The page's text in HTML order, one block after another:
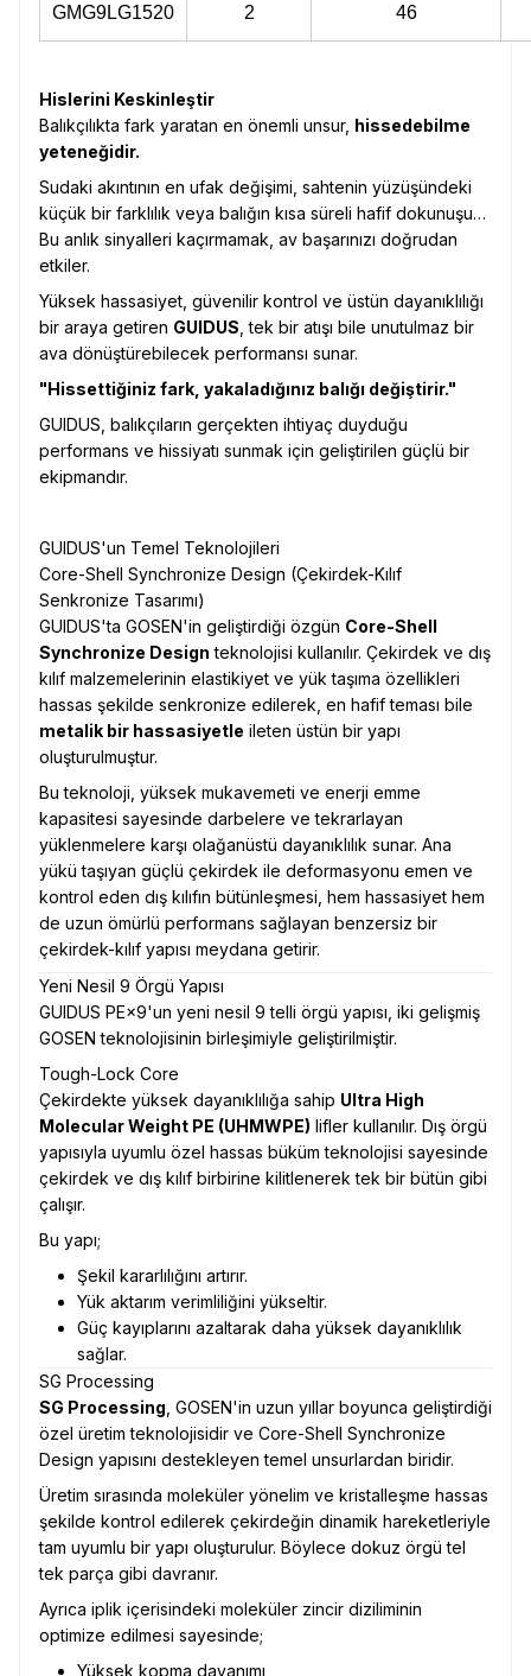
GMG9LG1520 2 46
Hislerini Keskinleştir
Balıkçılıkta fark yaratan en önemli unsur, hissedebilme
yeteneğidir.
Sudaki akıntının en ufak değişimi, sahtenin yüzüşündeki
küçük bir farklılık veya balığın kısa süreli hafif dokunuşu…
Bu anlık sinyalleri kaçırmamak, av başarınızı doğrudan
etkiler.
Yüksek hassasiyet, güvenilir kontrol ve üstün dayanıklılığı
bir araya getiren GUIDUS , tek bir atışı bile unutulmaz bir
ava dönüştürebilecek performansı sunar.
"Hissettiğiniz fark, yakaladığınız balığı değiştirir."
GUIDUS, balıkçıların gerçekten ihtiyaç duyduğu
performans ve hissiyatı sunmak için geliştirilen güçlü bir
ekipmandır.
GUIDUS'un Temel Teknolojileri
Core-Shell Synchronize Design (Çekirdek-Kılıf
Senkronize Tasarımı)
GUIDUS'ta GOSEN'in geliştirdiği özgün Core-Shell
Synchronize Design teknolojisi kullanılır. Çekirdek ve dış
kılıf malzemelerinin elastikiyet ve yük taşıma özellikleri
hassas şekilde senkronize edilerek, en hafif teması bile
metalik bir hassasiyetle ileten üstün bir yapı
oluşturulmuştur.
Bu teknoloji, yüksek mukavemeti ve enerji emme
kapasitesi sayesinde darbelere ve tekrarlayan
yüklenmelere karşı olağanüstü dayanıklılık sunar. Ana
yükü taşıyan güçlü çekirdek ile deformasyonu emen ve
kontrol eden dış kılıfın bütünleşmesi, hem hassasiyet hem
de uzun ömürlü performans sağlayan benzersiz bir
çekirdek-kılıf yapısı meydana getirir.
Yeni Nesil 9 Örgü Yapısı
GUIDUS PE×9'un yeni nesil 9 telli örgü yapısı, iki gelişmiş
GOSEN teknolojisinin birleşimiyle geliştirilmiştir.
Tough-Lock Core
Çekirdekte yüksek dayanıklılığa sahip Ultra High
Molecular Weight PE (UHMWPE) lifler kullanılır. Dış örgü
yapısıyla uyumlu özel hassas büküm teknolojisi sayesinde
çekirdek ve dış kılıf birbirine kilitlenerek tek bir bütün gibi
çalışır.
Bu yapı;
Şekil kararlılığını artırır.
Yük aktarım verimliliğini yükseltir.
Güç kayıplarını azaltarak daha yüksek dayanıklılık
sağlar.
SG Processing
SG Processing , GOSEN'in uzun yıllar boyunca geliştirdiği
özel üretim teknolojisidir ve Core-Shell Synchronize
Design yapısını destekleyen temel unsurlardan biridir.
Üretim sırasında moleküler yönelim ve kristalleşme hassas
şekilde kontrol edilerek çekirdeğin dinamik hareketleriyle
tam uyumlu bir yapı oluşturulur. Böylece dokuz örgü tel
tek parça gibi davranır.
Ayrıca iplik içerisindeki moleküler zincir diziliminin
optimize edilmesi sayesinde;
Yüksek kopma dayanımı,